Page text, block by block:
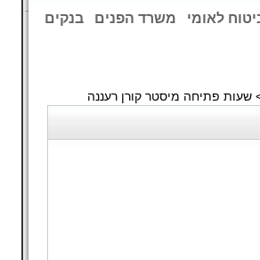
בנקים משרד הפנים לאומי
שעות פתיחה מיסטר קורן רעננה